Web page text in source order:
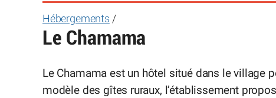
Hébergements /
Le Chamama
Le Chamama est un hôtel situé dans le village
modèle des gîtes ruraux, l’établissement